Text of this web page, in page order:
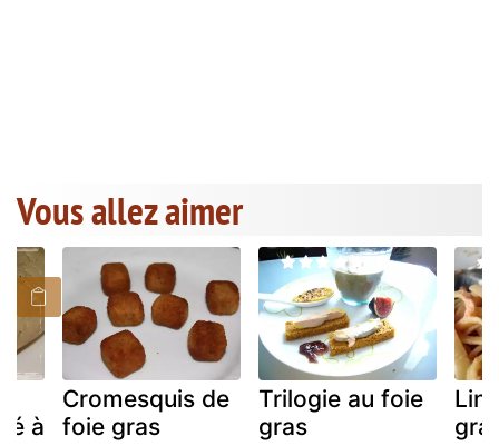
Vous allez aimer
à
Cromesquis de
foie gras
Trilogie au foie
gras